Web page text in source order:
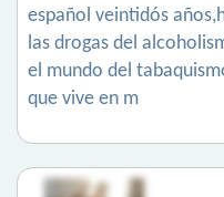
español veintidós
las drogas del
el mundo del
que vive en m